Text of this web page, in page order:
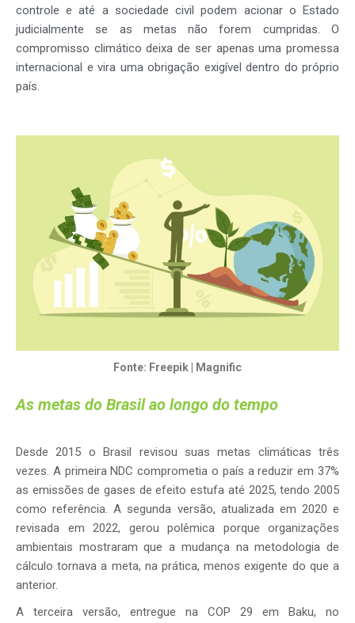
controle e até a sociedade civil podem acionar o Estado
judicialmente se as metas não forem cumpridas. O
compromisso climático deixa de ser apenas uma promessa
internacional e vira uma obrigação exigível dentro do próprio
país.
Fonte: Freepik | Magnific
As metas do Brasil ao longo do tempo
Desde 2015 o Brasil revisou suas metas climáticas três
vezes. A primeira NDC comprometia o país a reduzir em 37%
as emissões de gases de efeito estufa até 2025, tendo 2005
como referência. A segunda versão, atualizada em 2020 e
revisada em 2022, gerou polêmica porque organizações
ambientais mostraram que a mudança na metodologia de
cálculo tornava a meta, na prática, menos exigente do que a
anterior.
A terceira versão, entregue na COP 29 em Baku, no